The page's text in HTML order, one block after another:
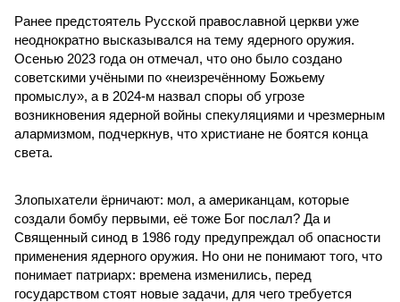
Ранее предстоятель Русской православной церкви уже
неоднократно высказывался на тему ядерного оружия.
Осенью 2023 года он отмечал, что оно было создано
советскими учёными по «неизречённому Божьему
промыслу», а в 2024-м назвал споры об угрозе
возникновения ядерной войны спекуляциями и чрезмерным
алармизмом, подчеркнув, что христиане не боятся конца
света.
Злопыхатели ёрничают: мол, а американцам, которые
создали бомбу первыми, её тоже Бог послал? Да и
Священный синод в 1986 году предупреждал об опасности
применения ядерного оружия. Но они не понимают того, что
понимает патриарх: времена изменились, перед
государством стоят новые задачи, для чего требуется